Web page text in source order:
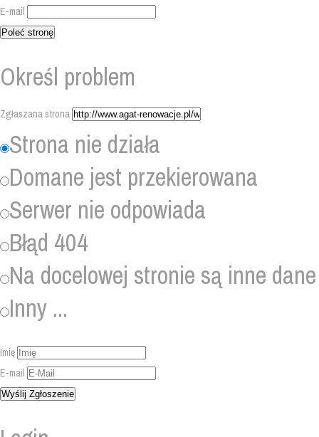
E-mail
Określ problem
Zgłaszana strona
Strona nie działa
Domane jest przekierowana
Serwer nie odpowiada
Błąd 404
Na docelowej stronie są inne dane
Inny ...
Imię
E-mail